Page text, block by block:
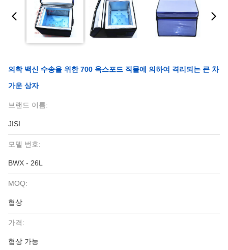
의학 백신 수송을 위한 700 옥스포드 직물에 의하여 격리되는 큰 차
가운 상자
브랜드 이름:
JISI
모델 번호:
BWX - 26L
MOQ:
협상
가격:
협상 가능